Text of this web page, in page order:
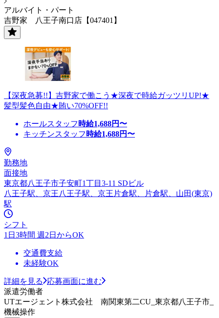
アルバイト・パート
吉野家 八王子南口店【047401】
【深夜急募!!】吉野家で働こう★深夜で時給ガッツリUP!★
髪型髪色自由★賄い70%OFF!!
ホールスタッフ 時給1,688円〜
キッチンスタッフ 時給1,688円〜
勤務地
面接地
東京都八王子市子安町1丁目3-11 SDビル
八王子駅、京王八王子駅、京王片倉駅、片倉駅、山田(東京)
駅
シフト
1日3時間 週2日からOK
交通費支給
未経験OK
詳細を見る
応募画面に進む
派遣労働者
UTエージェント株式会社 南関東第二CU_東京都八王子市_
機械操作